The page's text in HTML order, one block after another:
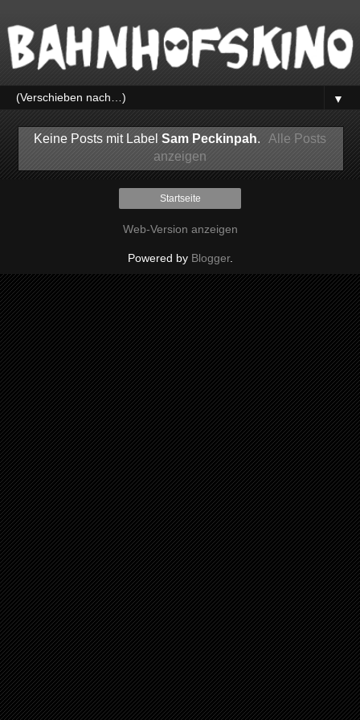
▼
Keine Posts mit Label Sam Peckinpah.
Alle Posts
anzeigen
Startseite
Web-Version anzeigen
Powered by Blogger.